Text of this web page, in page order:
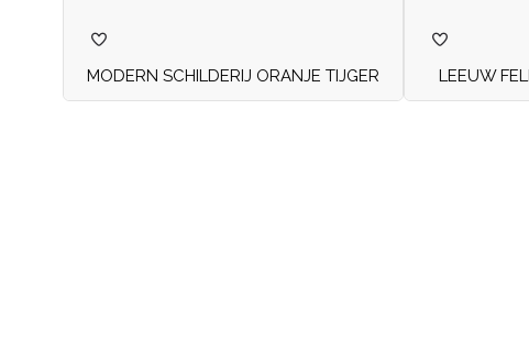
MODERN SCHILDERIJ ORANJE TIJGER LEEUW